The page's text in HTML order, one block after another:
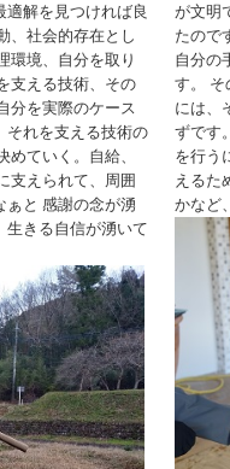
適解を見つければ良
、社会的存在とし
環境、自分を取り
支える技術、その
分を実際のケース
それを支える技術の
ていく。自給、
支えられて、周囲
ぁと 感謝の念が湧
生きる自信が湧いて
が文明
たので
自分の
す。 そ
には、
ずです
を行う
えるた
かなど